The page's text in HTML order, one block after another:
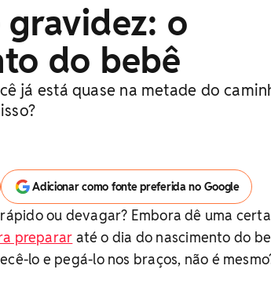
gravidez: o
do bebê
já está quase na metade do
Adicionar como fonte preferida no Google
ou devagar? Embora dê uma certa
preparar até o dia do nascimento do
lo e pegá-lo nos braços, não é